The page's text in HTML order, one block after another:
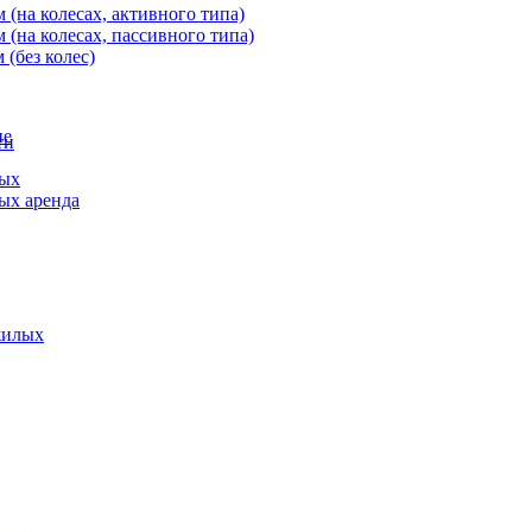
аренда
колесах, активного типа)
колесах, пассивного типа)
колес)